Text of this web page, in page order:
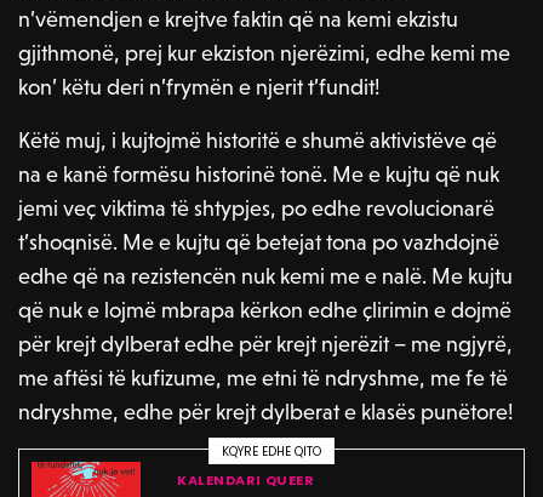
n’vëmendjen e krejtve faktin që na kemi ekzistu
gjithmonë, prej kur ekziston njerëzimi, edhe kemi me
kon’ këtu deri n’frymën e njerit t’fundit!
Këtë muj, i kujtojmë historitë e shumë aktivistëve që
na e kanë formësu historinë tonë. Me e kujtu që nuk
jemi veç viktima të shtypjes, po edhe revolucionarë
t’shoqnisë. Me e kujtu që betejat tona po vazhdojnë
edhe që na rezistencën nuk kemi me e nalë. Me kujtu
që nuk e lojmë mbrapa kërkon edhe çlirimin e dojmë
për krejt dylberat edhe për krejt njerëzit – me ngjyrë,
me aftësi të kufizume, me etni të ndryshme, me fe të
ndryshme, edhe për krejt dylberat e klasës punëtore!
KQYRE EDHE QITO
KALENDARI QUEER